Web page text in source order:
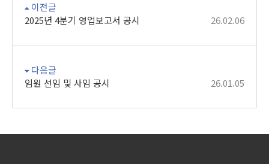
이전글
2025년 4분기 영업보고서 공시
26.02.06
다음글
임원 선임 및 사임 공시
26.01.05